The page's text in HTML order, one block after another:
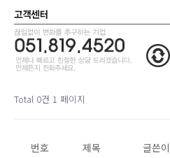
Total 0건 1 페이지
번호 제목 글쓴이